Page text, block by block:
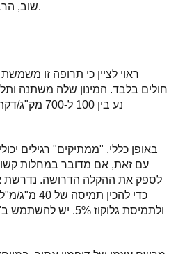
שוב, הרבה תלוי בתוצאה הרצויה.
ראוי לציין כי תרופה זו
חולים בלבד. המינון שלה משתנה
נע בין 100
באופן כללי, "ממתיקים" רגילים
עם זאת, אם מדובר במחלות
לספק את ההקלה הדרושה. נדרשת
כדי להכין